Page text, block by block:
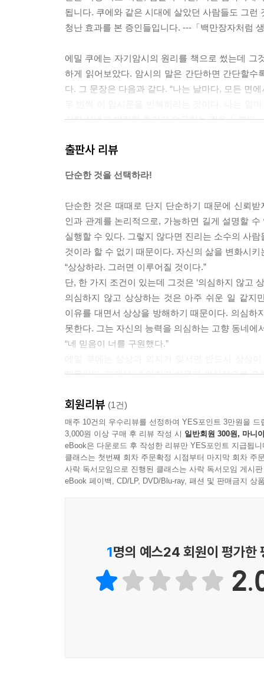
됩니다. 쿠에와 같은 시대에 살았던 사람들도 그
청난 효과를 본 증인들입니다. ---「백만장자처럼
에밀 쿠에는 자기암시의 원리를 책으로 썼는데
하게 읽어보았다. 암시의 말은 간단하면 간단할
다. 그 문장은 다음과 같다. “나는 날마다, 모든 면
강한 신념과 발랄한 활기가 솟구치는 것을 느꼈다.
---「때를 알아라」
출판사 리뷰
단순한 것을 선택하라!
단순한 것은 때때로 단지 단순하기 때문에 신뢰
인과 관계를 논리적으로, 가능하면 길게 설명할
실행할 수 있다. 그렇지 않다면 진리는 소수의 사
것이라 할 수 없기 때문이다. 자신의 삶을 변화시
“상상하라. 그러면 이루어질 것이다.”
단, 한 가지 조건이 있는데 그것은 ‘의심하지 않고
의심하지 않고 상상하는 것은 아주 쉬운 일 같지
이유를 대면서 상상을 방해하기 때문이다. 의심
못한다. 그는 자신의 능력을 의심하는 고향 동네
“네 믿음이 너를 구원했다.”
때문이다. 그래서 내 의지가 아무리 의식적으로 오
에밀 쿠에의 이론은 현대의 심리학자나 정신의
‘자동적으로 일어나는 생각을 감독할 줄 모르
사람들이 자신의 감옥에 갇혀 살고 있다’고 말한
만다고 역설한다. 자동적으로 일어나는 생각
정신의학자들은 무의식과 의식의 흐름 등이 우리
의식적 자아가 무대 위에 올라선 배우라고 한다면
있는 것이다.
에밀 쿠에의 권유는 이들과 비슷한 듯 하면서도
회원리뷰 (1건)
매주 10건의 우수리뷰를 선정하여 YES포인트 3만원을 드
3,000원 이상 구매 후 리뷰 작성 시 일반회원 300원, 마니
eBook은 다운로드 후 작성한 리뷰만 YES포인트 지급됩니
클래스는 첫번째 회차 주문확정 시점부터 마지막 회차 주
사락 독서모임으로 진행된 클래스는 사락 독서모임 게시
eBook 페이백, CD/LP, DVD/Blu-ray, 패션 및 판매금지 상
1명의 예스24 회원이 평가한